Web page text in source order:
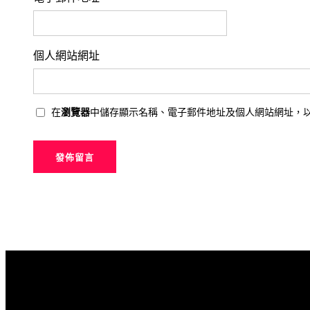
個人網站網址
在瀏覽器中儲存顯示名稱、電子郵件地址及個人網站網址，